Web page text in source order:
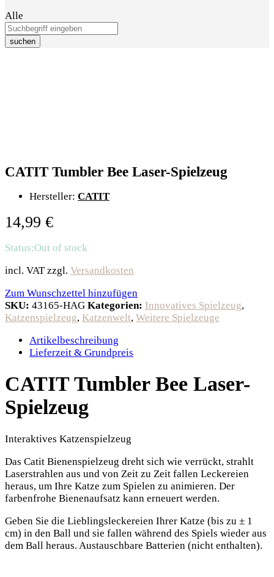
Alle
suchen
CATIT Tumbler Bee Laser-Spielzeug
Hersteller: CATIT
14,99 €
Status:Out of stock
incl. VAT zzgl. Versandkosten
Zum Wunschzettel hinzufügen
SKU: 43165-HAG Kategorien: Innovatives Spielzeug,
Katzenspielzeug, Katzenwelt, Weitere Spielzeuge
Artikelbeschreibung
Lieferzeit & Grundpreis
CATIT Tumbler Bee Laser-
Spielzeug
Interaktives Katzenspielzeug
Das Catit Bienenspielzeug dreht sich wie verrückt, strahlt
Laserstrahlen aus und von Zeit zu Zeit fallen Leckereien
heraus, um Ihre Katze zum Spielen zu animieren. Der
farbenfrohe Bienenaufsatz kann erneuert werden.
Geben Sie die Lieblingsleckereien Ihrer Katze (bis zu ± 1
cm) in den Ball und sie fallen während des Spiels wieder aus
dem Ball heraus. Austauschbare Batterien (nicht enthalten).